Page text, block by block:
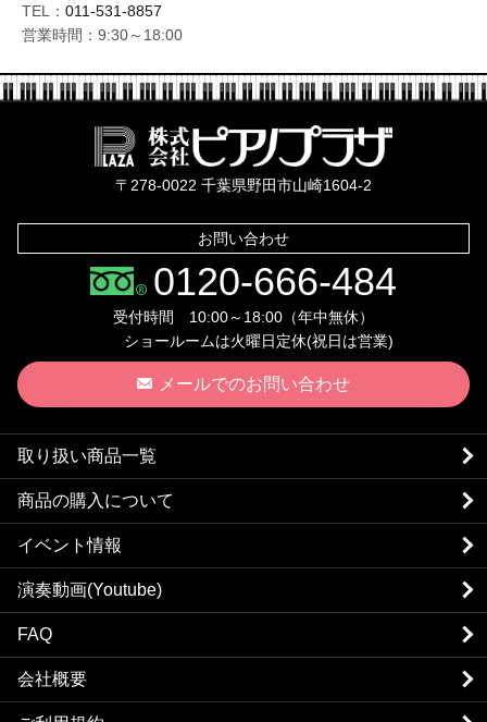
TEL： 011-531-8857
営業時間：9:30～18:00
〒278-0022 千葉県野田市山崎1604-2
お問い合わせ
0120-666-484
受付時間 10:00～18:00（年中無休）
ショールームは火曜日定休(祝日は営業)
メールでのお問い合わせ
取り扱い商品一覧
商品の購入について
イベント情報
演奏動画(Youtube)
FAQ
会社概要